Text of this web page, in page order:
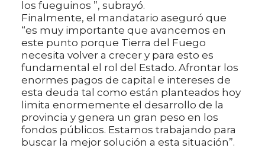
los fueguinos ”, subrayó.
Finalmente, el mandatario aseguró que
“es muy importante que avancemos en
este punto porque Tierra del Fuego
necesita volver a crecer y para esto es
fundamental el rol del Estado. Afrontar los
enormes pagos de capital e intereses de
esta deuda tal como están planteados hoy
limita enormemente el desarrollo de la
provincia y genera un gran peso en los
fondos públicos. Estamos trabajando para
buscar la mejor solución a esta situación”.